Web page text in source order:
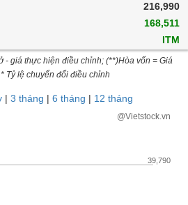
216,990
168,511
ITM
- giá thực hiện điều chỉnh; (**)Hòa vốn = Giá
Tỷ lệ chuyển đổi điều chỉnh
| 3 tháng | 6 tháng | 12 tháng
@Vietstock.vn
39,790